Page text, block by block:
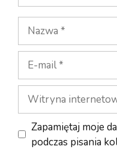
Nazwa
mail
Witryna
internetowa
Zapamiętaj moje
podczas pisania